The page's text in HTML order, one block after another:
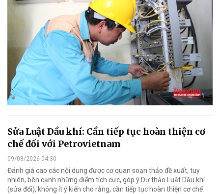
Sửa Luật Dầu khí: Cần tiếp tục hoàn thiện cơ
chế đối với Petrovietnam
09/08/2026 04:30
Đánh giá cao các nội dung được cơ quan soạn thảo đề xuất, tuy
nhiên, bên cạnh những điểm tích cực, góp ý Dự thảo Luật Dầu khí
(sửa đổi), không ít ý kiến cho rằng, cần tiếp tục hoàn thiện cơ chế